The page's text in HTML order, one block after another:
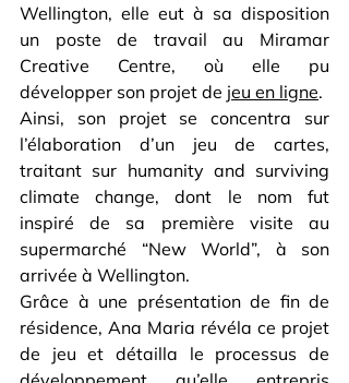
Wellington, elle eut à sa disposition
un poste de travail au Miramar
Creative Centre, où elle pu
développer son projet de jeu en ligne.
Ainsi, son projet se concentra sur
l’élaboration d’un jeu de cartes,
traitant sur humanity and surviving
climate change, dont le nom fut
inspiré de sa première visite au
supermarché “New World”, à son
arrivée à Wellington.
Grâce à une présentation de fin de
résidence, Ana Maria révéla ce projet
de jeu et détailla le processus de